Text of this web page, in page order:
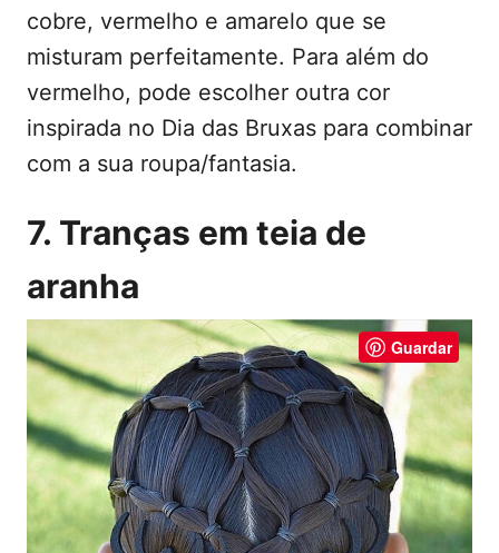
cobre, vermelho e amarelo que se
misturam perfeitamente. Para além do
vermelho, pode escolher outra cor
inspirada no Dia das Bruxas para combinar
com a sua roupa/fantasia.
7. Tranças em teia de
aranha
Guardar